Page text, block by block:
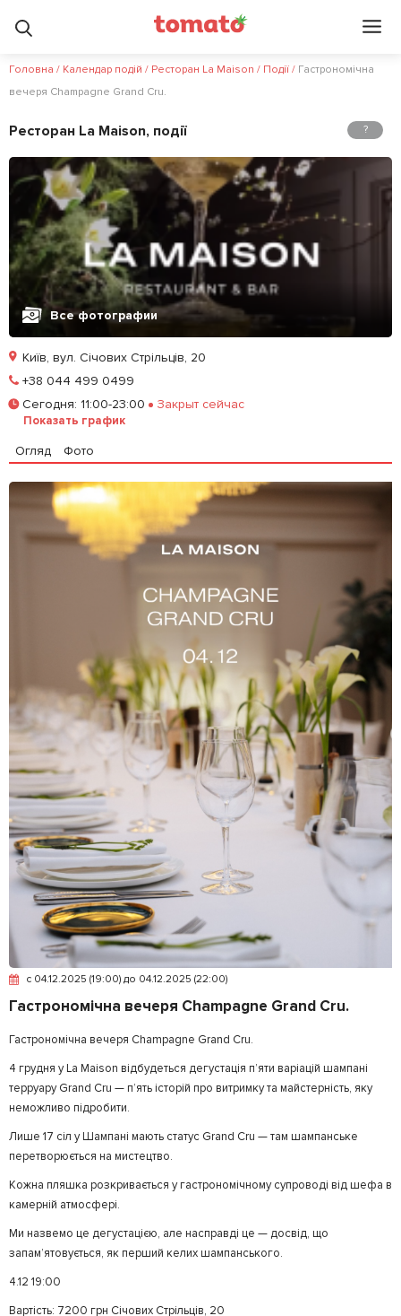
Головна / Календар подій / Ресторан La Maison / Події / Гастрономічна
вечеря Champagne Grand Cru.
Ресторан La Maison, події ?
Все фотографии
Позвонить
Київ, вул. Січових Стрільців, 20
+38 044 499 0499
Сегодня: 11:00-23:00 Закрыт сейчас
Показать график
Огляд Фото
c 04.12.2025 (19:00) до 04.12.2025 (22:00)
Гастрономічна вечеря Champagne Grand Cru.
Гастрономічна вечеря Champagne Grand Cru.
4 грудня у La Maison відбудеться дегустація п’яти варіацій шампані
терруару Grand Cru — п’ять історій про витримку та майстерність, яку
неможливо підробити.
Лише 17 сіл у Шампані мають статус Grand Cru — там шампанське
перетворюється на мистецтво.
Кожна пляшка розкривається у гастрономічному супроводі від шефа в
камерній атмосфері.
Ми назвемо це дегустацією, але насправді це — досвід, що
запам’ятовується, як перший келих шампанського.
4.12 19:00
Вартість: 7200 грн Січових Стрільців, 20